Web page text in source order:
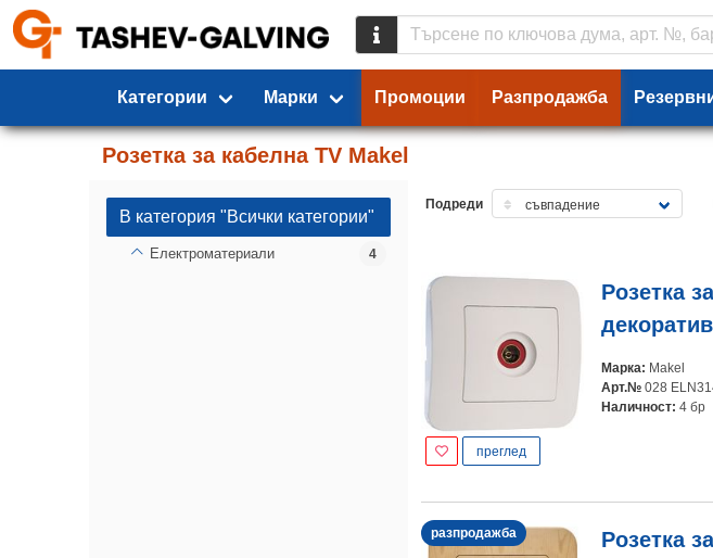
Категории Марки Промоции Разпродажба
Розетка за кабелна TV Makel
В категория "Всички категории"
Електроматериали 4
Подреди
преглед
Розетка
Марка: Makel
Арт.№ 028
Наличност: 4 бр
разпродажба
Розетка